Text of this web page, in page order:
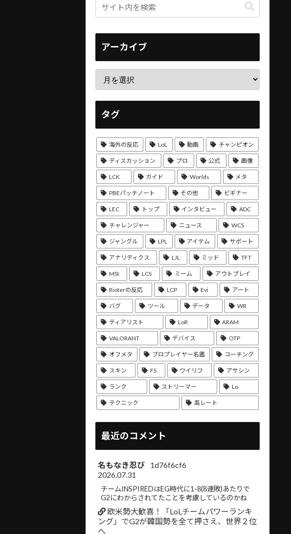
アーカイブ
タグ
海外の反応 LoL 動画 チャンピオン
ディスカッション プロ 公式 画像
LCK ガイド Worlds メタ
PBEパッチノート その他 ビギナー
LEC トップ インタビュー ADC
チャレンジャー ニュース WCS
ジャングル LPL アイテム サポート
アナリティクス LJL ミッド TFT
MSI LCS ミーム アウトプレイ
Rioterの反応 LCP Evi アート
バグ ツール データ WR
ティアリスト LoR ARAM
VALORANT デバイス OTP
オフメタ プロプレイヤー名鑑 コーチング
スキン FS ワイリフ アサシン
ランク ストリーマー Lo
テクニック 高レート
最近のコメント
名もなき忍び
1d76f6cf6
2026.07.31
チームINSPIREDはEG時代に1-8(8連敗)あたりで
G2にわからされてたことを考慮しているのかね
欧米勢大歓喜！「LoLチームパワーランキ
ング」でG2が韓国勢を全て押さえ、世界２位
へ